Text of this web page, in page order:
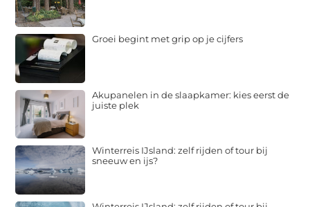
Groei begint met grip op je cijfers
Akupanelen in de slaapkamer: kies eerst de
juiste plek
Winterreis IJsland: zelf rijden of tour bij
sneeuw en ijs?